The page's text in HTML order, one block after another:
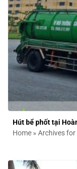
Hút bể phốt tại
Home » Archives